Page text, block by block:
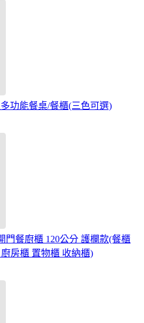
功能餐桌/餐櫃(三色可選)
門餐廚櫃 120公分 護欄款(餐櫃
房櫃 置物櫃 收納櫃)